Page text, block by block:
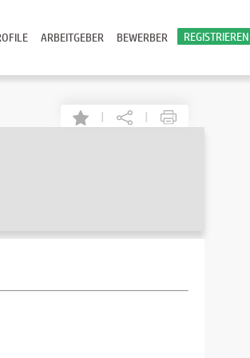
REGISTRIEREN
BEWERBER
ARBEITGEBER
| |